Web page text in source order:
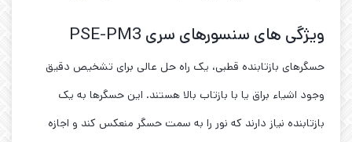
ویژگی های سنسورهای سری PSE-PM3
حسگرهای بازتابنده قطبی، یک راه حل عالی برای تشخیص دقیق
وجود اشیاء براق یا با بازتاب بالا هستند. این حسگرها به یک
بازتابنده نیاز دارند که نور را به سمت حسگر منعکس کند و اجازه